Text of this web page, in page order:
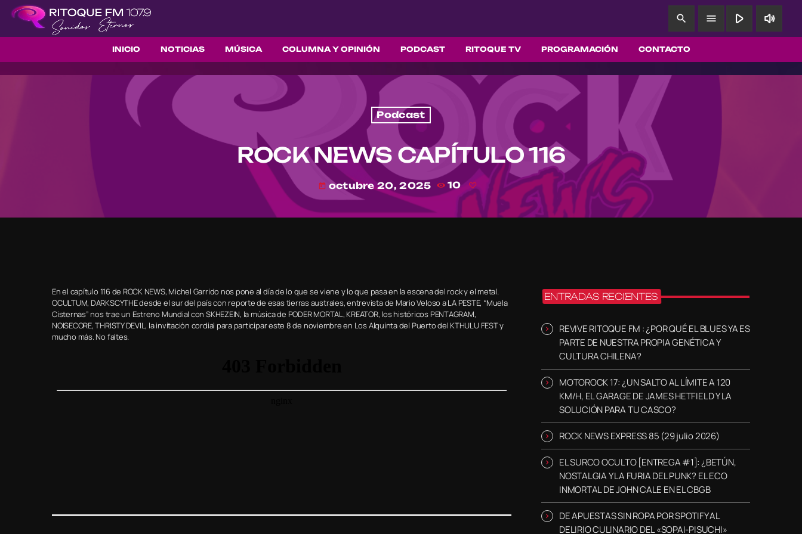
INICIO NOTICIAS MÚSICA COLUMNA Y OPINIÓN PODCAST RITOQUE TV PROGRAMACIÓN CONTACTO
search menu play_arrow volume_up
Podcast
ROCK NEWS CAPÍTULO 116
today octubre 20, 2025 10
En el capítulo 116 de ROCK NEWS, Michel Garrido nos pone al día de lo que se viene y lo que pasa en la escena del rock y el metal.
OCULTUM, DARKSCYTHE desde el sur del país con reporte de esas tierras australes, entrevista de Mario Veloso a LA PESTE, “Muela
Cisternas” nos trae un Estreno Mundial con SKHEZEIN, la música de PODER MORTAL, KREATOR, los históricos PENTAGRAM,
NOISECORE, THRISTY DEVIL, la invitación cordial para participar este 8 de noviembre en Los Alquinta del Puerto del KTHULU FEST y
mucho más. No faltes.
ENTRADAS RECIENTES
REVIVE RITOQUE FM : ¿POR QUÉ EL BLUES YA ES
PARTE DE NUESTRA PROPIA GENÉTICA Y
CULTURA CHILENA?
MOTOROCK 17: ¿UN SALTO AL LÍMITE A 120
KM/H, EL GARAGE DE JAMES HETFIELD Y LA
SOLUCIÓN PARA TU CASCO?
ROCK NEWS EXPRESS 85 (29 julio 2026)
EL SURCO OCULTO [ENTREGA #1]: ¿BETÚN,
NOSTALGIA Y LA FURIA DEL PUNK? EL ECO
INMORTAL DE JOHN CALE EN EL CBGB
DE APUESTAS SIN ROPA POR SPOTIFY AL
DELIRIO CULINARIO DEL «SOPAI-PISUCHI»